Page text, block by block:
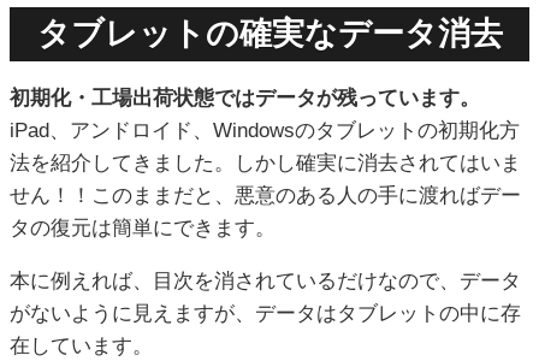
タブレットの確実なデータ消去
初期化・工場出荷状態ではデータが残っています。
iPad、アンドロイド、Windowsのタブレットの初期化方
法を紹介してきました。しかし確実に消去されてはいま
せん！！このままだと、悪意のある人の手に渡ればデー
タの復元は簡単にできます。
本に例えれば、目次を消されているだけなので、データ
がないように見えますが、データはタブレットの中に存
在しています。